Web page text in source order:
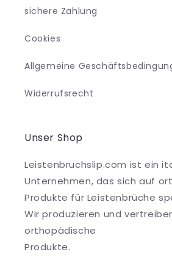
sichere Zahlung
Cookies
Allgemeine
Widerrufsrecht
Unser Shop
Leistenbruchslip.com ist ein
Unternehmen, das sich auf
Produkte für Leistenbrüche
Wir produzieren und
orthopädische
Produkte.